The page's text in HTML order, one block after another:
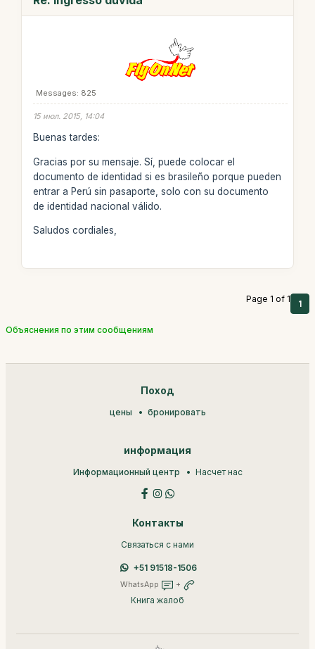
Messages: 825
15 июл. 2015, 14:04
Buenas tardes:
Gracias por su mensaje. Sí, puede colocar el
documento de identidad si es brasileño porque pueden
entrar a Perú sin pasaporte, solo con su documento
de identidad nacional válido.
Saludos cordiales,
Page 1 of 1 1
Объяснения по этим сообщениям
Поход
цены бронировать
информация
Информационный центр Насчет нас
Контакты
Связаться с нами
+51 91518-1506
WhatsApp +
Книга жалоб